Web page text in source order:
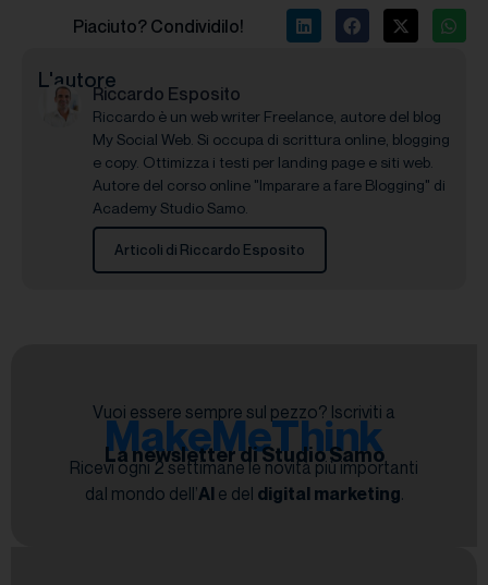
Piaciuto? Condividilo!
L'autore
Riccardo Esposito
Riccardo è un web writer Freelance, autore del blog
My Social Web. Si occupa di scrittura online, blogging
e copy. Ottimizza i testi per landing page e siti web.
Autore del corso online "Imparare a fare Blogging" di
Academy Studio Samo.
Articoli di Riccardo Esposito
Vuoi essere sempre sul pezzo? Iscriviti a
MakeMeThink
La newsletter di Studio Samo
Ricevi ogni 2 settimane le novità più importanti
dal mondo dell’AI e del digital marketing.